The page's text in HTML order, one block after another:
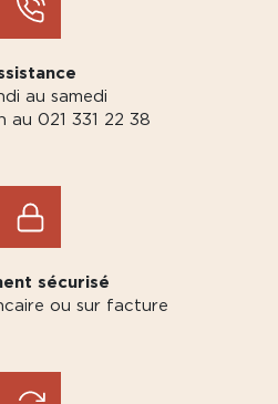
au samedi
au 021 331 22 38
sécurisé
ou sur facture